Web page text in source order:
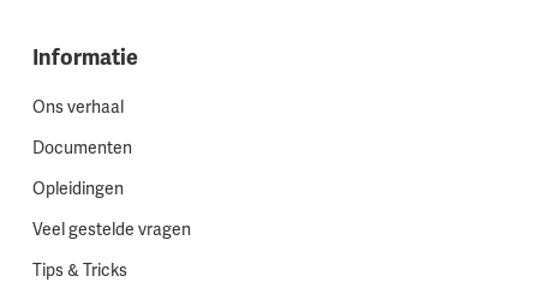
Informatie
Ons verhaal
Documenten
Opleidingen
Veel gestelde vragen
Tips & Tricks